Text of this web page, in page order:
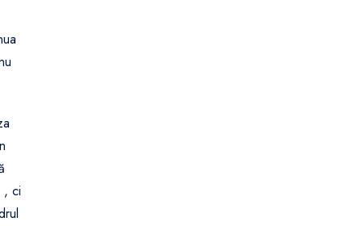
, ci